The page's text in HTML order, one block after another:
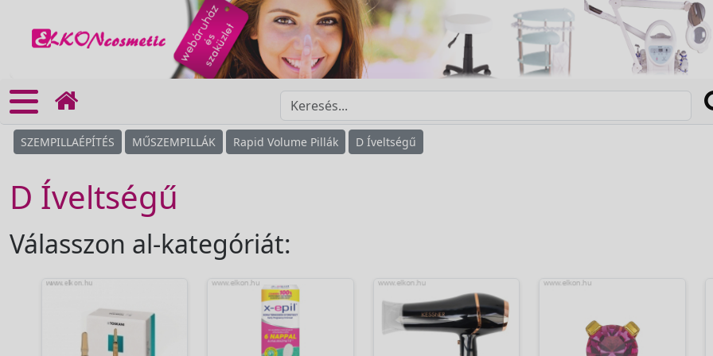
SZEMPILLAÉPÍTÉS MŰSZEMPILLÁK Rapid Volume Pillák D Íveltségű
D Íveltségű
Válasszon al-kategóriát: